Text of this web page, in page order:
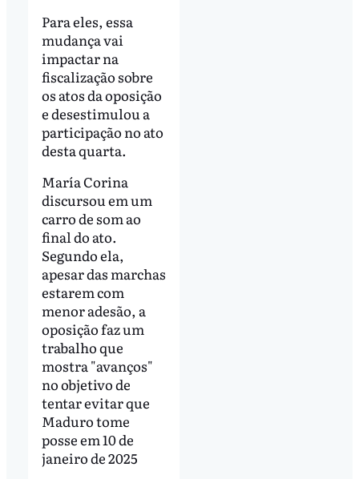
Para eles, essa
mudança vai
impactar na
fiscalização sobre
os atos da oposição
e desestimulou a
participação no ato
desta quarta.
María Corina
discursou em um
carro de som ao
final do ato.
Segundo ela,
apesar das marchas
estarem com
menor adesão, a
oposição faz um
trabalho que
mostra "avanços"
no objetivo de
tentar evitar que
Maduro tome
posse em 10 de
janeiro de 2025